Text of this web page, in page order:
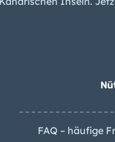
FAQ – häufige